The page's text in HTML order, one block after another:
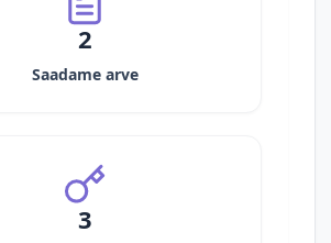
2
Saadame arve
3